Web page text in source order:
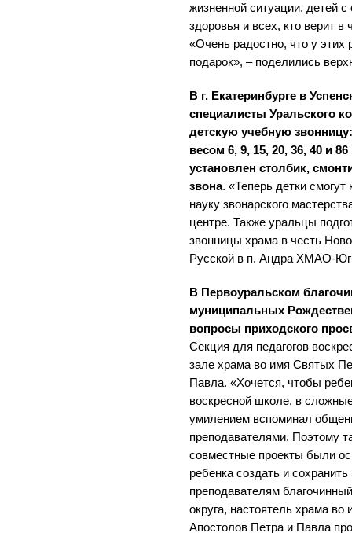
жизненной ситуации, детей
здоровья и всех, кто верит
«Очень радостно, что у
подарок», – поделились
В г. Екатеринбурге в
специалисты Уральского
детскую учебную
весом 6, 9, 15, 20, 36, 40 и
установлен столбик,
звона. «Теперь детки смогут
науку звонарского
центре. Также уральцы
звонницы храма в честь
Русской в п. Андра ХМАО-
В Первоуральском
муниципальных
вопросы приходского
Секция для педагогов
зале храма во имя Святых
Павла. «Хочется, чтобы
воскресной школе, в
умилением вспоминал
преподавателями. Поэтому
совместные проекты были
ребенка создать и
преподавателям
округа, настоятель храма
Апостолов Петра и Павла